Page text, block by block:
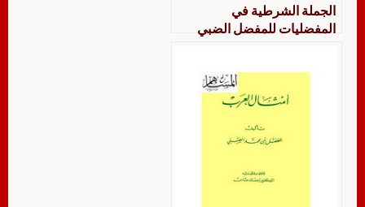
الجملة الشرطية في
المفضليات للمفضل الضبي